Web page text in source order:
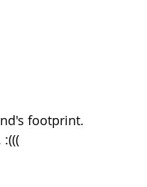
footprint.